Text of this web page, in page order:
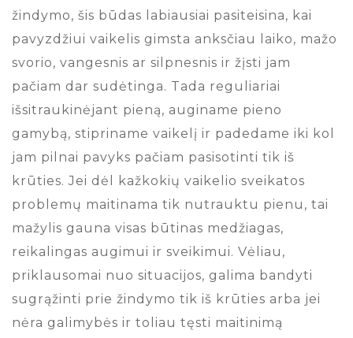
žindymo, šis būdas labiausiai pasiteisina, kai
pavyzdžiui vaikelis gimsta anksčiau laiko, mažo
svorio, vangesnis ar silpnesnis ir žįsti jam
pačiam dar sudėtinga. Tada reguliariai
išsitraukinėjant pieną, auginame pieno
gamybą, stipriname vaikelį ir padedame iki kol
jam pilnai pavyks pačiam pasisotinti tik iš
krūties. Jei dėl kažkokių vaikelio sveikatos
problemų maitinama tik nutrauktu pienu, tai
mažylis gauna visas būtinas medžiagas,
reikalingas augimui ir sveikimui. Vėliau,
priklausomai nuo situacijos, galima bandyti
sugrąžinti prie žindymo tik iš krūties arba jei
nėra galimybės ir toliau tęsti maitinimą